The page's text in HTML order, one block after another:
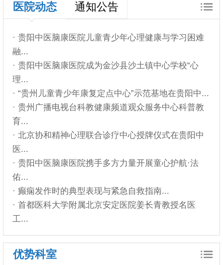
医院动态 通知公告
· 贵阳中医脑康医院儿童青少年心理健康与学习困难
融...
· 贵阳中医脑康医院成为金沙县沙土镇中心学校“心
理...
· “贵州儿童青少年康复定点中心”示范基地在贵阳中...
· 贵州广播电视台科教健康频道观众服务中心科普教
育...
· 北京协和精神心理联合诊疗中心授牌仪式在贵阳中
医...
· 贵阳中医脑康医院携手多方力量开展童心护航·法
佑...
· 癫痫发作时的典型表现与紧急自救指南...
· 首都医科大学附属北京安定医院姜长青教授名医
工...
优势科室